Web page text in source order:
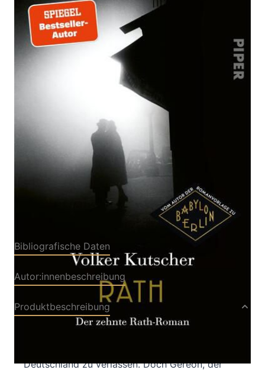
Rath
Zur Wunschliste hinzufügen
Der zehnte Rath-Roman
24.10.2024
ISBN: 978-3-
49207410-0
Bibliografische Daten
Autor:innenbeschreibung
Produktbeschreibung
Deutschland zu verlassen. Doch Gereon, der